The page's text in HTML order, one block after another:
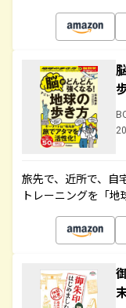
旅先で、近所で、自
トレーニングを「